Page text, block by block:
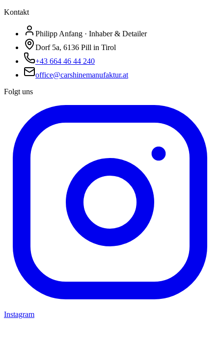
Kontakt
Philipp Anfang · Inhaber & Detailer
Dorf 5a, 6136 Pill in Tirol
+43 664 46 44 240
office@carshinemanufaktur.at
Folgt uns
Instagram